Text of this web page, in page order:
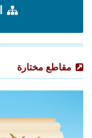
مقاطع مختارة